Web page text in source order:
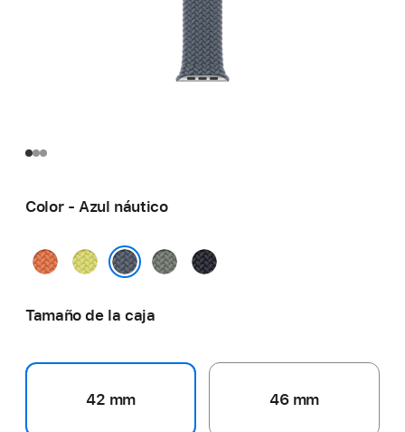
Color - Azul náutico
CúrcumaAmarillo
Gris
Medianoche
Tamaño de la caja
42 mm 46 mm